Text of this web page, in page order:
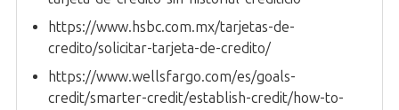
https://www.hsbc.com.mx/tarjetas-de-
credito/solicitar-tarjeta-de-credito/
https://www.wellsfargo.com/es/goals-
credit/smarter-credit/establish-credit/how-to-